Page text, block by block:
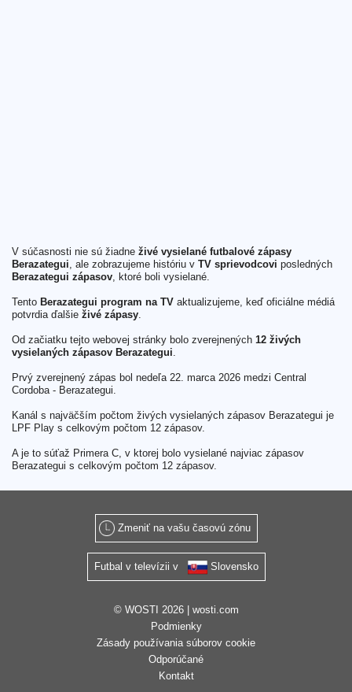
V súčasnosti nie sú žiadne živé vysielané futbalové zápasy
Berazategui, ale zobrazujeme históriu v TV sprievodcovi posledných
Berazategui zápasov, ktoré boli vysielané.
Tento Berazategui program na TV aktualizujeme, keď oficiálne médiá
potvrdia ďalšie živé zápasy.
Od začiatku tejto webovej stránky bolo zverejnených 12 živých
vysielaných zápasov Berazategui.
Prvý zverejnený zápas bol nedeľa 22. marca 2026 medzi Central
Cordoba - Berazategui.
Kanál s najväčším počtom živých vysielaných zápasov Berazategui je
LPF Play s celkovým počtom 12 zápasov.
A je to súťaž Primera C, v ktorej bolo vysielané najviac zápasov
Berazategui s celkovým počtom 12 zápasov.
Zmeniť na vašu časovú zónu
Futbal v televízii v Slovensko
© WOSTI 2026 | wosti.com
Podmienky
Zásady používania súborov cookie
Odporúčané
Kontakt